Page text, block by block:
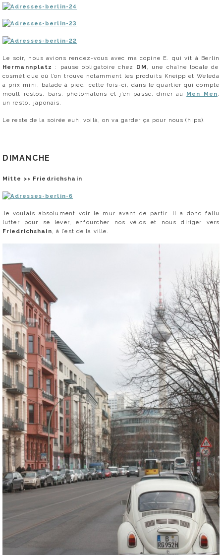
Le soir, nous avions rendez-vous avec ma copine E. qui vit à Berlin
Hermannplatz
: pause obligatoire chez DM , une chaîne locale de
cosmétique où l’on trouve notamment les produits Kneipp et Weleda
a prix mini, balade à pied, cette fois-ci, dans le quartier qui compte
moult restos, bars, photomatons et j’en passe, dîner au Men Men,
un resto… japonais.
Le reste de la soirée euh, voilà, on va garder ça pour nous (hips).
DIMANCHE
Mitte >> Friedrichshain
Je voulais absolument voir le mur avant de partir. Il a donc fallu
lutter pour se lever, enfourcher nos vélos et nous diriger vers
Friedrichshain , à l’est de la ville.